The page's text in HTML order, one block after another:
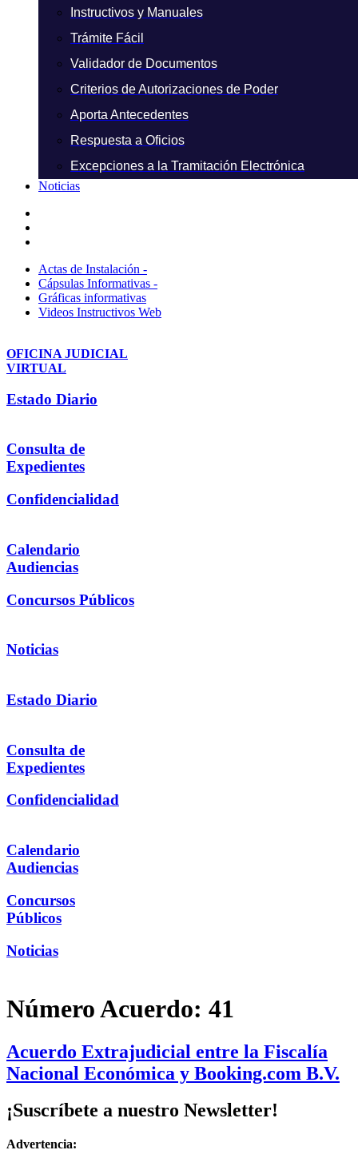
Instructivos y Manuales
Trámite Fácil
Validador de Documentos
Criterios de Autorizaciones de Poder
Aporta Antecedentes
Respuesta a Oficios
Excepciones a la Tramitación Electrónica
Noticias
Actas de Instalación -
Cápsulas Informativas -
Gráficas informativas
Videos Instructivos Web
OFICINA JUDICIAL
VIRTUAL
Estado Diario
Consulta de
Expedientes
Confidencialidad
Calendario
Audiencias
Concursos Públicos
Noticias
Estado Diario
Consulta de
Expedientes
Confidencialidad
Calendario
Audiencias
Concursos
Públicos
Noticias
Número Acuerdo: 41
Acuerdo Extrajudicial entre la Fiscalía
Nacional Económica y Booking.com B.V.
¡Suscríbete a nuestro Newsletter!
Advertencia: